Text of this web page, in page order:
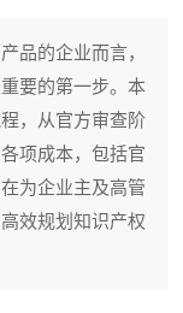
品的企业而言，
要的第一步。本
，从官方审查阶
项成本，包括官
为企业主及高管
效规划知识产权